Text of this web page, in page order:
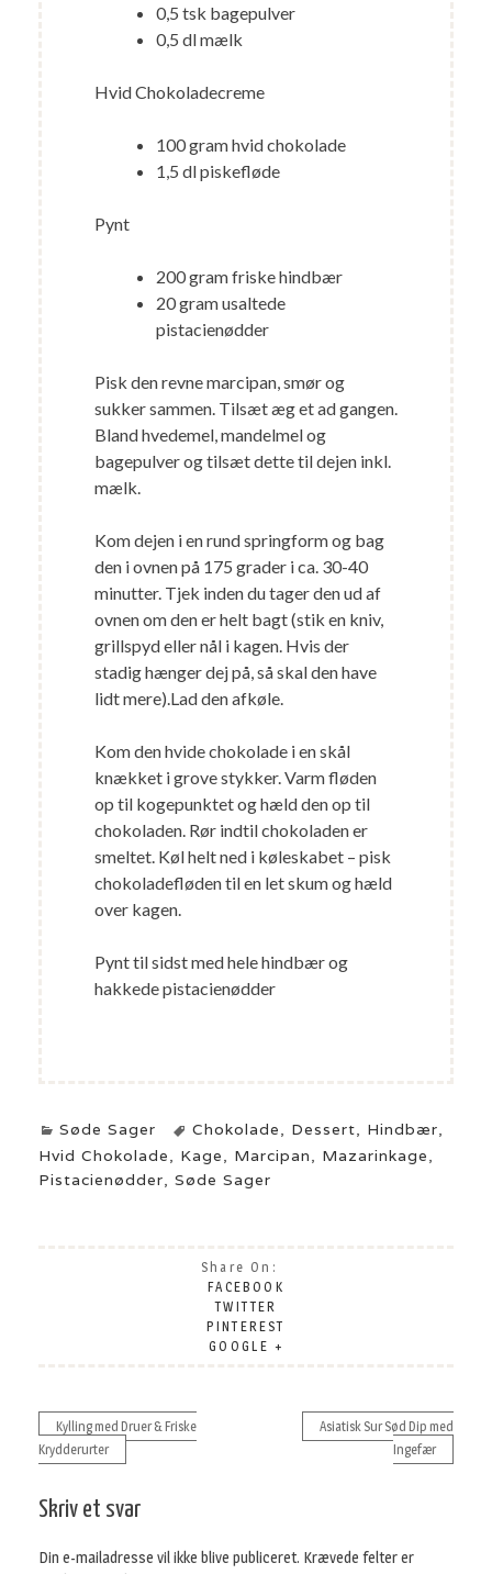
0,5 tsk bagepulver
0,5 dl mælk
Hvid Chokoladecreme
100 gram hvid chokolade
1,5 dl piskefløde
Pynt
200 gram friske hindbær
20 gram usaltede
pistacienødder
Pisk den revne marcipan, smør og
sukker sammen. Tilsæt æg et ad gangen.
Bland hvedemel, mandelmel og
bagepulver og tilsæt dette til dejen inkl.
mælk.
Kom dejen i en rund springform og bag
den i ovnen på 175 grader i ca. 30-40
minutter. Tjek inden du tager den ud af
ovnen om den er helt bagt (stik en kniv,
grillspyd eller nål i kagen. Hvis der
stadig hænger dej på, så skal den have
lidt mere).Lad den afkøle.
Kom den hvide chokolade i en skål
knækket i grove stykker. Varm fløden
op til kogepunktet og hæld den op til
chokoladen. Rør indtil chokoladen er
smeltet. Køl helt ned i køleskabet – pisk
chokoladefløden til en let skum og hæld
over kagen.
Pynt til sidst med hele hindbær og
hakkede pistacienødder
Søde Sager Chokolade Dessert Hindbær
Hvid Chokolade, Kage, Marcipan, Mazarinkage,
Pistacienødder, Søde Sager
Share On:
FACEBOOK
TWITTER
PINTEREST
GOOGLE +
Indlægsnavigation
Kylling med Druer & Friske
Krydderurter
Asiatisk Sur Sød Dip med
Ingefær
Skriv et svar
Din e-mailadresse vil ikke blive publiceret. Krævede felter er